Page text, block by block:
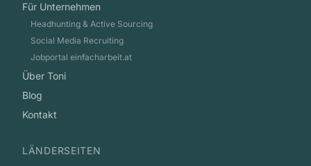
Für Unternehmen
Headhunting & Active Sourcing
Social Media Recruiting
Jobportal einfacharbeit.at
Über Toni
Blog
Kontakt
LÄNDERSEITEN